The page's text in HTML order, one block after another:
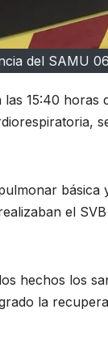
del SAMU
15:40 horas
básica
el
hechos los
la